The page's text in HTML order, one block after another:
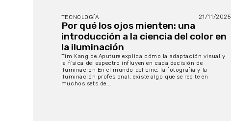
TECNOLOGÍA 21/11/2025
Por qué los ojos mienten: una
introducción a la ciencia del color en
la iluminación
Tim Kang de Aputure explica cómo la adaptación visual y
la física del espectro influyen en cada decisión de
iluminación En el mundo del cine, la fotografía y la
iluminación profesional, existe algo que se repite en
muchos sets de...